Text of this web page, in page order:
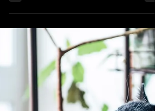
Kedilerin Uyuma Şekilleri ve Anlamları Kediler
günlerinin büyük kısmını uykuda geçirirler. Yetişkin
kedi günde ortalama 12–16 saat uyurken, yavru
bu süreyi 20 saate kadar çıkarabilir. Ancak kediler
sadece uzun süre uyumakla kalmaz, aynı zamanda
oldukça çeşitli uyuma pozisyonları sergilerler. Bu
pozisyonlar onların ruh hâli, fiziksel durumu ve
çevresel koşullar hakkında birçok ipucu taşır. Bu
makalede kedilerin farklı uyuma şekillerini ve bu